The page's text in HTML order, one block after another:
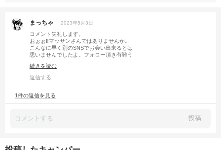
まっちゃ 2023年5月3日
コメント失礼します。
おぉぉ‼︎マッサンさんではありませんか。
こんなに早く別のSNSでお会い出来るとは
思いませんでしたよ。フォロー頂き有難う
鰻めちゃ美味そうです。そう言えばキャンプで
鰻って食べた事無いなぁ(^^;;
続きを読む
返信する
1件の返信を見る
投稿